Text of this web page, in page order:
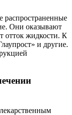
распространенные
Они оказывают
отток жидкости. К
и другие.